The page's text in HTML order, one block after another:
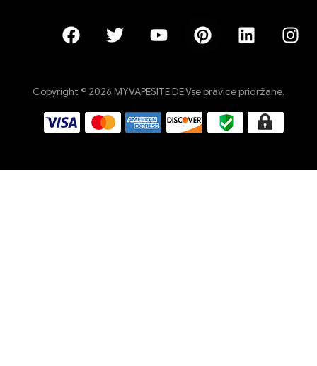
Copyright © 2026 MYVAPESITE.DE Vse pravice pridržane.